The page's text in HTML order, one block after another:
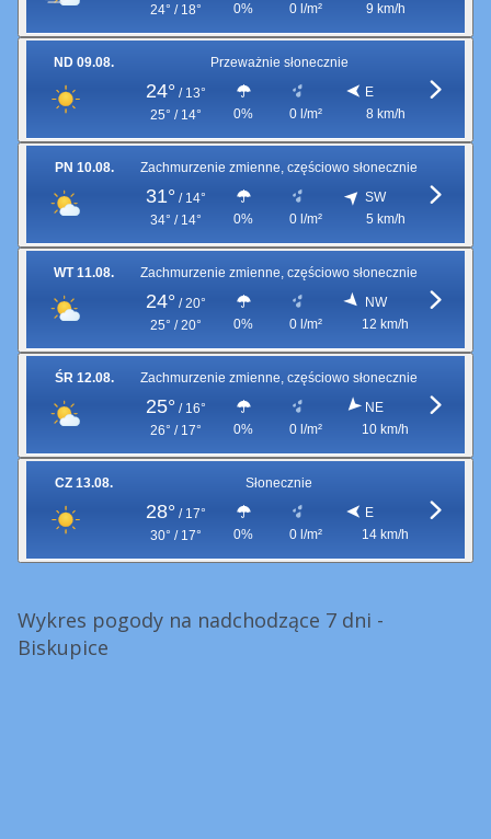
24° / 18°
0% 0 l/m²
9 km/h
ND 09.08. Przeważnie słonecznie
24° / 13°
25° / 14°
0% 0 l/m²
E
8 km/h
PN 10.08. Zachmurzenie zmienne, częściowo słonecznie
31° / 14°
34° / 14°
0% 0 l/m²
SW
5 km/h
WT 11.08. Zachmurzenie zmienne, częściowo słonecznie
24° / 20°
25° / 20°
0% 0 l/m²
NW
12 km/h
ŚR 12.08. Zachmurzenie zmienne, częściowo słonecznie
25° / 16°
26° / 17°
0% 0 l/m²
NE
10 km/h
CZ 13.08. Słonecznie
28° / 17°
30° / 17°
0% 0 l/m²
E
14 km/h
Wykres pogody na nadchodzące 7 dni -
Biskupice